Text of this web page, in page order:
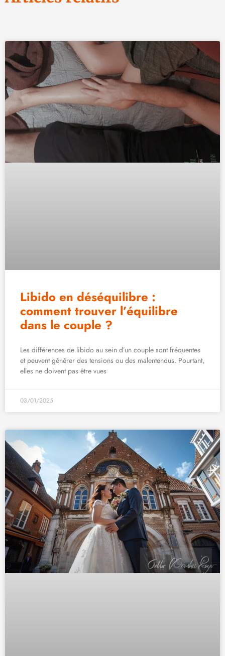
Libido en déséquilibre :
comment trouver l’équilibre
dans le couple ?
Les différences de libido au sein d’un couple sont fréquentes
et peuvent générer des tensions ou des malentendus. Pourtant,
elles ne doivent pas être vues
03/01/2025